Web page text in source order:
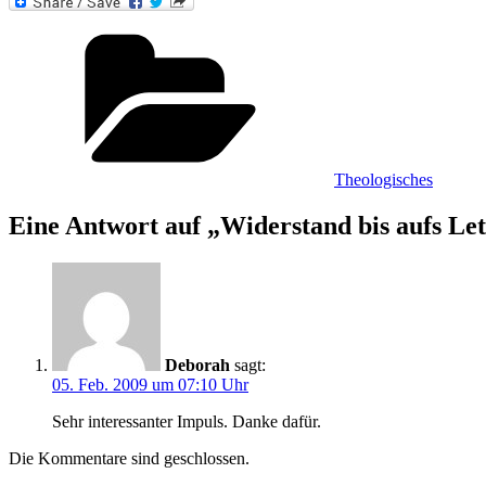
Theologisches
Eine Antwort auf „Widerstand bis aufs
Deborah sagt:
05. Feb. 2009 um 07:10 Uhr
Sehr interessanter Impuls. Danke dafür.
Die Kommentare sind geschlossen.